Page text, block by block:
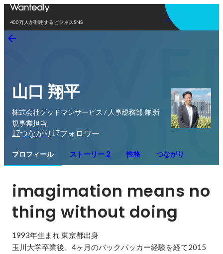
400万人が利用するビジネスSNS
アプリを使う
山口 翔平
株式会社グッドマンサービス / 人事総務部 兼 新
規事業担当
17つながり 17フォロワー
プロフィール ストーリー 2 性格 つながり
imagimation means no
thing without doing
1993年生まれ 東京都出身
玉川大学卒業後、4ヶ月のバックパッカー経験を経て2015